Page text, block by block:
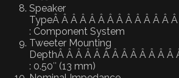
Speaker
TypeÂ Â Â Â Â Â Â Â Â Â Â Â Â
: Component System
Tweeter Mounting
DepthÂ Â Â Â Â Â Â Â Â Â Â Â
: 0.50″ (13 mm)